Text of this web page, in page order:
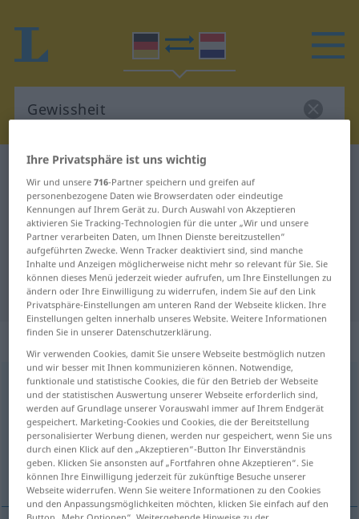
Deutsch-Niederländisch Wörterbuch
Deutsch-Niederländisch
Übersetzung für "Gewissheit"
"Gewissheit" Niederländisch
Übersetzung
„Gewissheit“: Femininum, weiblich
Gewissheitf
Übersicht aller Übersetzungen
(Für mehr Details die Übersetzung anklicken/antippen)
zekerheid
Ihre Privatsphäre ist uns wichtig
Wir und unsere716-Partner speichern und greifen auf
personenbezogene Daten wie Browserdaten oder eindeutige
Kennungen auf Ihrem Gerät zu. Durch Auswahl von Akzeptieren
aktivieren Sie Tracking-Technologien für die unter „Wir und unsere
Partner verarbeiten Daten, um Ihnen Dienste bereitzustellen“
aufgeführten Zwecke. Wenn Tracker deaktiviert sind, sind manche
Inhalte und Anzeigen möglicherweise nicht mehr so relevant für Sie. Sie
können dieses Menü jederzeit wieder aufrufen, um Ihre Einstellungen zu
ändern oder Ihre Einwilligung zu widerrufen, indem Sie auf den Link
Privatsphäre-Einstellungen am unteren Rand der Webseite klicken. Ihre
Einstellungen gelten innerhalb unseres Website. Weitere Informationen
finden Sie in unserer Datenschutzerklärung.
Wir verwenden Cookies, damit Sie unsere Webseite bestmöglich nutzen
und wir besser mit Ihnen kommunizieren können. Notwendige,
funktionale und statistische Cookies, die für den Betrieb der Webseite
und der statistischen Auswertung unserer Webseite erforderlich sind,
werden auf Grundlage unserer Vorauswahl immer auf Ihrem Endgerät
gespeichert. Marketing-Cookies und Cookies, die der Bereitstellung
personalisierter Werbung dienen, werden nur gespeichert, wenn Sie uns
durch einen Klick auf den „Akzeptieren“-Button Ihr Einverständnis
geben. Klicken Sie ansonsten auf „Fortfahren ohne Akzeptieren“. Sie
können Ihre Einwilligung jederzeit für zukünftige Besuche unserer
Webseite widerrufen. Wenn Sie weitere Informationen zu den Cookies
und den Anpassungsmöglichkeiten möchten, klicken Sie einfach auf den